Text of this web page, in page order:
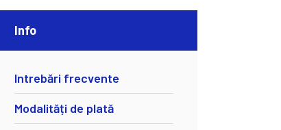
Info
Intrebări frecvente
Modalități de plată